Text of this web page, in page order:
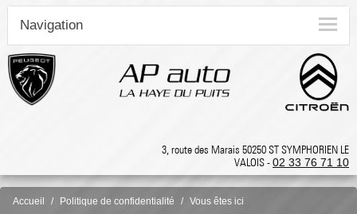
Navigation
3, route des Marais 50250 ST SYMPHORIEN LE
VALOIS -02 33 76 71 10
Accueil Politique de confidentialité Vous êtes ici